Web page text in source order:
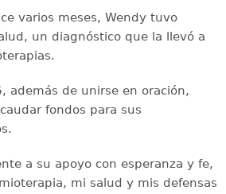
varios meses, Wendy tuvo
un diagnóstico que la llevó a
además de unirse en oración,
fondos para sus
a su apoyo con esperanza y fe,
mi salud y mis defensas